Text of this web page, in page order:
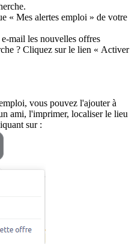
« Mes alertes emploi » de votre
mail les nouvelles offres
? Cliquez sur le lien « Activer
vous pouvez l'ajouter à
ami, l'imprimer, localiser le lieu
sur :